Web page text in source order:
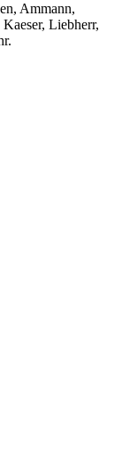
Ammann,
Liebherr,